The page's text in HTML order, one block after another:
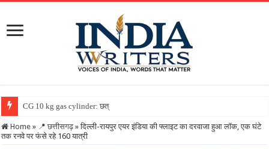
CG 10 kg gas cylinder: छत्तीसगढ़ में पहली बार मिलेगा
Home » 📍 छत्तीसगढ़ » दिल्ली-रायपुर एयर इंडिया की फ्लाइट का दरवाजा हुआ लॉक, एक घंटे
तक रनवे पर फंसे रहे 160 यात्री